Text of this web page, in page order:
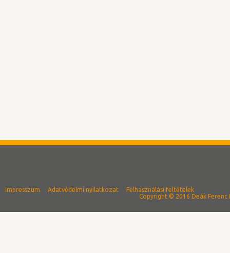
Impresszum Adatvédelmi nyilatkozat
Felhasználási feltételek
Copyright © 2016 Deák